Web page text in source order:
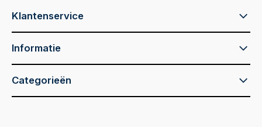
Klantenservice
Informatie
Categorieën